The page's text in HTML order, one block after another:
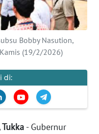
Bobby Nasution,
(19/2/2026)
di:
Tukka - Gubernur